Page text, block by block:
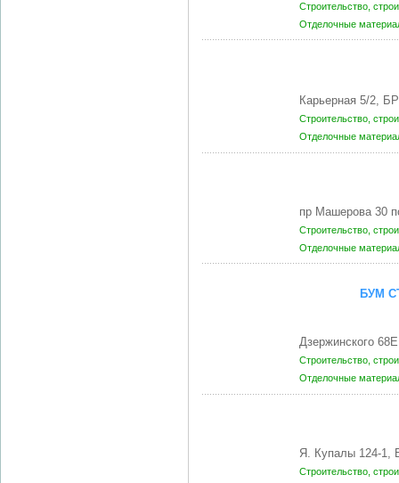
Строительство,
Отделочные
Карьерная 5/2,
Строительство,
Отделочные
пр Машерова 30
Строительство,
Отделочные
БУМ
Дзержинского
Строительство,
Отделочные
Я. Купалы 124-1,
Строительство,